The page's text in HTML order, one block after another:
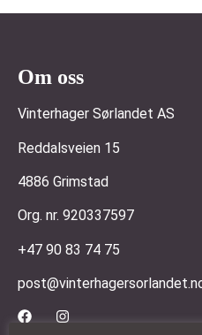
Om oss
Vinterhager Sørlandet AS
Reddalsveien 15
4886 Grimstad
Org. nr. 920337597
+47 90 83 74 75